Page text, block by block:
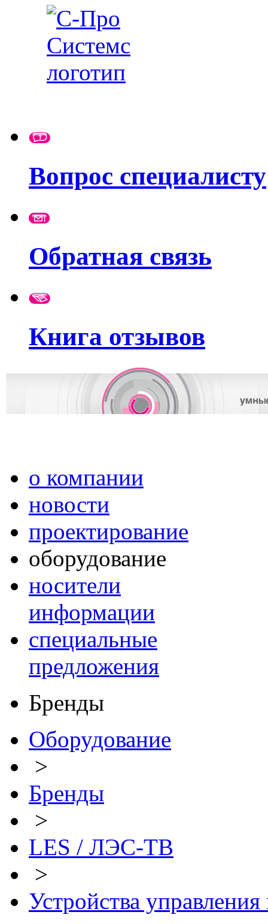
Вопрос специалисту
Обратная связь
Книга отзывов
о компании
новости
проектирование
оборудование
носители
информации
специальные
предложения
Бренды
Оборудование
>
Бренды
>
LES / ЛЭС-ТВ
>
Устройства